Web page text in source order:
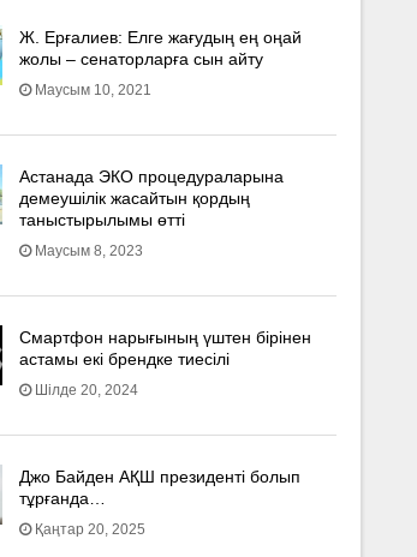
Ж. Ерғалиев: Елге жағудың ең оңай
жолы – сенаторларға сын айту
Маусым 10, 2021
Астанада ЭКО процедураларына
демеушілік жасайтын қордың
таныстырылымы өтті
Маусым 8, 2023
Смартфон нарығының үштен бірінен
астамы екі брендке тиесілі
Шілде 20, 2024
Джо Байден АҚШ президенті болып
тұрғанда…
Қаңтар 20, 2025